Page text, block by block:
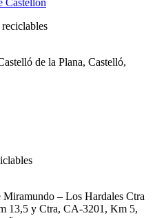
de la Plana, Castelló,
– Los Hardales Ctra
13,5 y Ctra, CA-3201, Km 5,